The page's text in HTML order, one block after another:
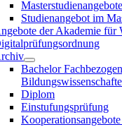
Masterstudienangebote
Studienangebot im
der Akademie für
Bachelor
Diplom
Einstufungsprüfung